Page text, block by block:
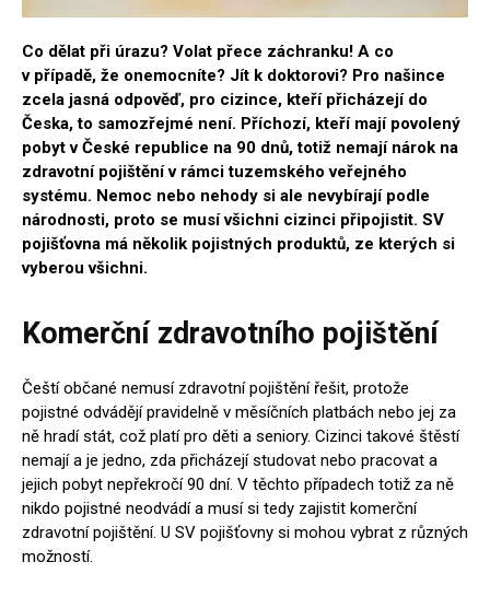
Co dělat při úrazu? Volat přece záchranku! A co
v případě, že onemocníte? Jít k doktorovi? Pro našince
zcela jasná odpověď, pro cizince, kteří přicházejí do
Česka, to samozřejmé není. Příchozí, kteří mají povolený
pobyt v České republice na 90 dnů, totiž nemají nárok na
zdravotní pojištění v rámci tuzemského veřejného
systému. Nemoc nebo nehody si ale nevybírají podle
národnosti, proto se musí všichni cizinci připojistit. SV
pojišťovna má několik pojistných produktů, ze kterých si
vyberou všichni.
Komerční zdravotního pojištění
Čeští občané nemusí zdravotní pojištění řešit, protože
pojistné odvádějí pravidelně v měsíčních platbách nebo jej za
ně hradí stát, což platí pro děti a seniory. Cizinci takové štěstí
nemají a je jedno, zda přicházejí studovat nebo pracovat a
jejich pobyt nepřekročí 90 dní. V těchto případech totiž za ně
nikdo pojistné neodvádí a musí si tedy zajistit komerční
zdravotní pojištění. U SV pojišťovny si mohou vybrat z různých
možností.